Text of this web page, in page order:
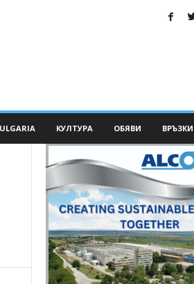
КУЛТУРА ОБЯВИ ВРЪЗКИ